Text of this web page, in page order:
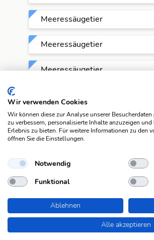
Meeressäugetier
Meeressäugetier
Meeressäugetier
Meeressäugetier
Meeressäugetier
Meeressäugetier
Meeressäugetier
Meeressäugetier
Wir verwenden Cookies
Wir können diese zur Analyse unserer
zu verbessern, personalisierte Inhalte anzuzeigen
Erlebnis zu bieten. Für weitere Informationen zu den
öffnen Sie die Einstellungen.
Notwendig
Funktional
Ablehnen
Alle akzeptieren